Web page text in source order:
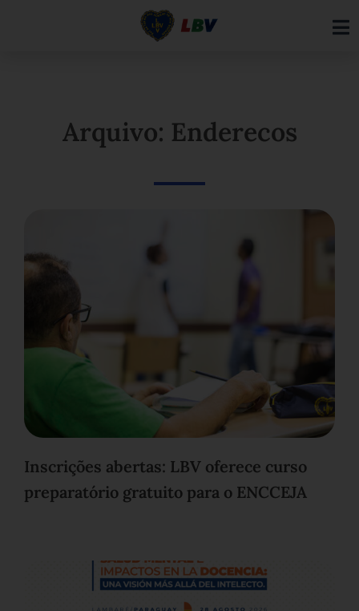
Arquivo: Enderecos
Inscrições abertas: LBV oferece curso
preparatório gratuito para o ENCCEJA